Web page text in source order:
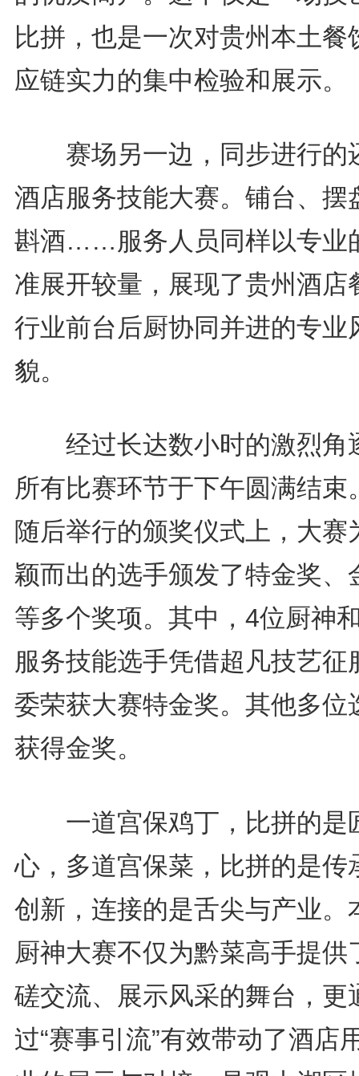
比拼，也是一次对贵州本土餐
应链实力的集中检验和展示。
赛场另一边，同步进行的
酒店服务技能大赛。铺台、摆
斟酒……服务人员同样以专业
准展开较量，展现了贵州酒店
行业前台后厨协同并进的专业
貌。
经过长达数小时的激烈角
所有比赛环节于下午圆满结束
随后举行的颁奖仪式上，大赛
颖而出的选手颁发了特金奖、
等多个奖项。其中，4位厨神
服务技能选手凭借超凡技艺征
委荣获大赛特金奖。其他多位
获得金奖。
一道宫保鸡丁，比拼的是
心，多道宫保菜，比拼的是传
创新，连接的是舌尖与产业。
厨神大赛不仅为黔菜高手提供
磋交流、展示风采的舞台，更
过“赛事引流”有效带动了酒店